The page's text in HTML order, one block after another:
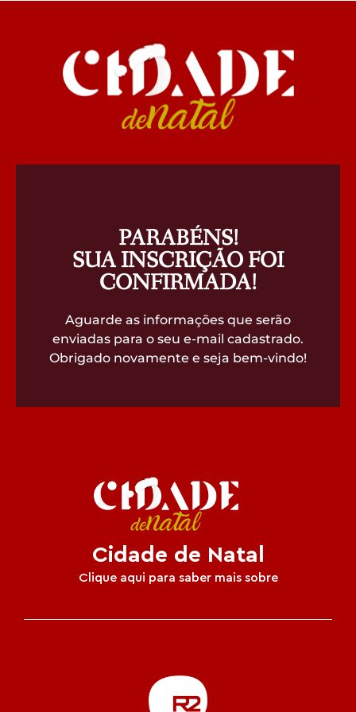
PARABÉNS!
SUA INSCRIÇÃO FOI
CONFIRMADA!
Aguarde as informações que serão
enviadas para o seu e-mail cadastrado.
Obrigado novamente e seja bem-vindo!
Cidade de Natal
Clique aqui para saber mais sobre